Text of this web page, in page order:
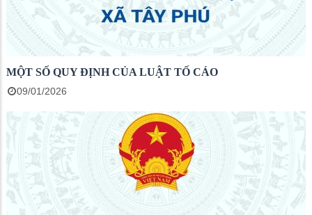
MỘT SỐ QUY ĐỊNH CỦA LUẬT TỐ CÁO
09/01/2026